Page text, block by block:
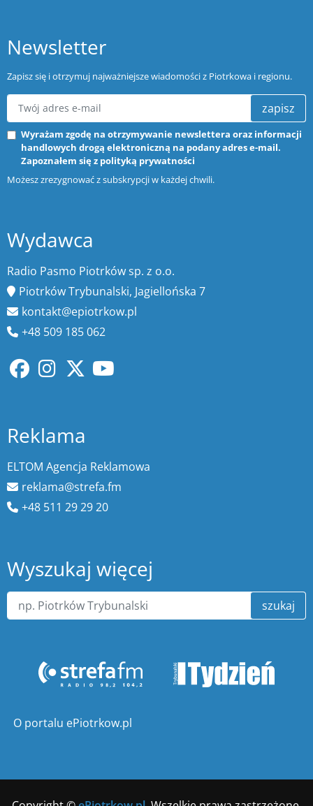
Newsletter
Zapisz się i otrzymuj najważniejsze wiadomości z Piotrkowa i regionu.
zapisz
Wyrażam zgodę na otrzymywanie newslettera oraz informacji
handlowych drogą elektroniczną na podany adres e-mail.
Zapoznałem się z polityką prywatności
Możesz zrezygnować z subskrypcji w każdej chwili.
Wydawca
Radio Pasmo Piotrków sp. z o.o.
Piotrków Trybunalski, Jagiellońska 7
kontakt@epiotrkow.pl
+48 509 185 062
Reklama
ELTOM Agencja Reklamowa
reklama@strefa.fm
+48 511 29 29 20
Wyszukaj więcej
szukaj
O portalu ePiotrkow.pl